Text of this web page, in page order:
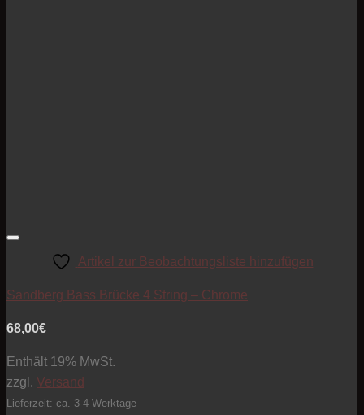
Artikel zur Beobachtungsliste hinzufügen
Sandberg Bass Brücke 4 String – Chrome
68,00€
Enthält 19% MwSt.
zzgl. Versand
Lieferzeit: ca. 3-4 Werktage